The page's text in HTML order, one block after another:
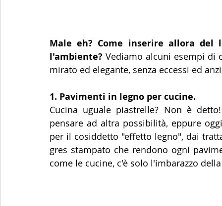
Male eh? Come inserire allora del
l'ambiente? Vediamo alcuni esempi di
mirato ed elegante, senza eccessi ed
1. Pavimenti in legno per cucine.
Cucina uguale piastrelle? Non è
pensare ad altra possibilità, eppure
per il cosiddetto "effetto legno", dai
gres stampato che rendono ogni
come le cucine, c'è solo l'imbarazzo